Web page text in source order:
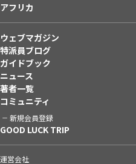
アフリカ
ウェブマガジン
特派員ブログ
ガイドブック
ニュース
著者一覧
コミュニティ
新規会員登録
GOOD LUCK TRIP
運営会社